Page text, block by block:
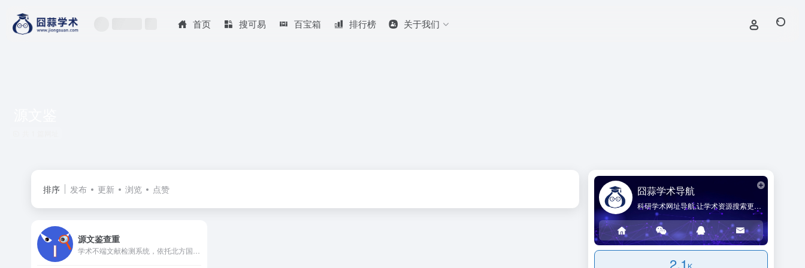
首页 搜可易 百宝箱 排行榜 关于我们
排序 发布 更新 浏览 点赞
源文鉴查重
囧蒜学术导航
科研学术网址导航,让学术资源搜索更简单!
2.1 K